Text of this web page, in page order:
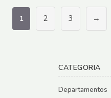
1
2 3 →
CATEGORIA
Departamentos